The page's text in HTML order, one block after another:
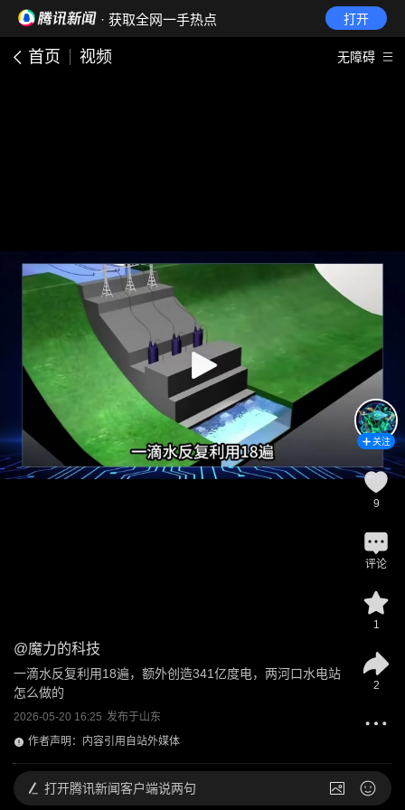
· 获取全网一手热点 打开
首页 视频 无障碍
@魔力的科技
一滴水反复利用18遍，额外创造341亿度电，两河口水电站
怎么做的
2026-05-20 16:25 发布于山东
作者声明：内容引用自站外媒体
关注
9
评论
1
2
打开腾讯新闻客户端说两句